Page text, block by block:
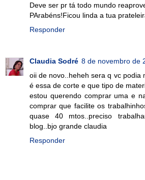
Deve ser pr tá todo mundo
PArabéns!Ficou linda a tua
Responder
Claudia Sodré 8 de novembro de
oii de novo..heheh sera q vc podia
é essa de corte e que tipo de
estou querendo comprar uma e
comprar que facilite os
quase 40 mtos..preciso
blog..bjo grande claudia
Responder